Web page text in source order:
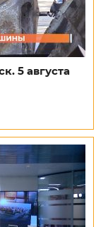
5 августа